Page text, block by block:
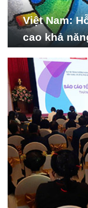
Việt Nam:
cao khả